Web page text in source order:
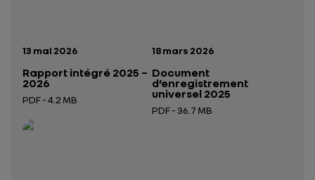
Date de publication:
13 mai 2026
Rapport intégré 2025 –
2026
PDF - 4.2 MB
Ouverture dans un nouvel onglet
Date de publication:
18 mars 2026
Document
d’enregistrement
universel 2025
PDF - 36.7 MB